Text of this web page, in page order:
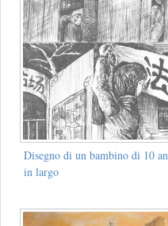
Disegno di un bambino di 10
in largo